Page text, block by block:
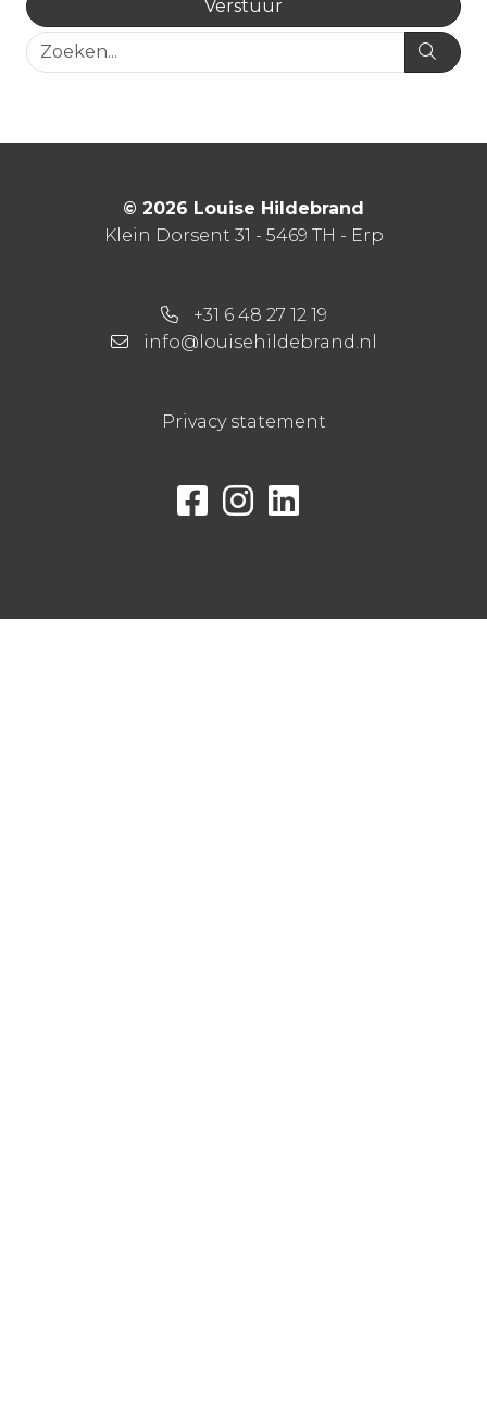
© 2026 Louise Hildebrand
Klein Dorsent 31 - 5469 TH - Erp
+31 6 48 27 12 19
info@louisehildebrand.nl
Privacy statement